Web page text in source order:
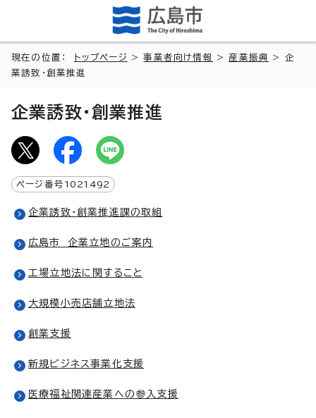
現在の位置： トップページ >事業者向け情報 > 産業振興
> 企
業誘致・創業推進
企業誘致・創業推進
ページ番号 1021492
企業誘致・創業推進課の取組
広島市 企業立地のご案内
工場立地法に関すること
大規模小売店舗立地法
創業支援
新規ビジネス事業化支援
医療福祉関連産業への参入支援